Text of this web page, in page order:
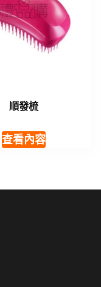
順發梳
查看內容